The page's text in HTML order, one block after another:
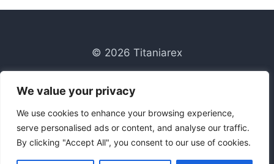
We value your privacy
We use cookies to enhance your browsing experience,
serve personalised ads or content, and analyse our traffic.
By clicking "Accept All", you consent to our use of cookies.
© 2026 Titaniarex
Contacto
Política de privacidad
Titaniarex
Sobre mi